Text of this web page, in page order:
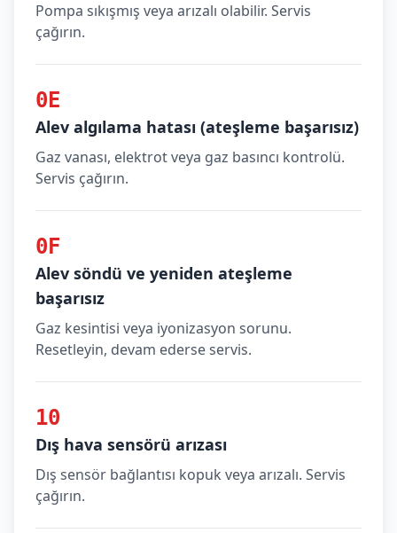
Pompa sıkışmış veya arızalı olabilir. Servis
çağırın.
0E
Alev algılama hatası (ateşleme başarısız)
Gaz vanası, elektrot veya gaz basıncı kontrolü.
Servis çağırın.
0F
Alev söndü ve yeniden ateşleme
başarısız
Gaz kesintisi veya iyonizasyon sorunu.
Resetleyin, devam ederse servis.
10
Dış hava sensörü arızası
Dış sensör bağlantısı kopuk veya arızalı. Servis
çağırın.